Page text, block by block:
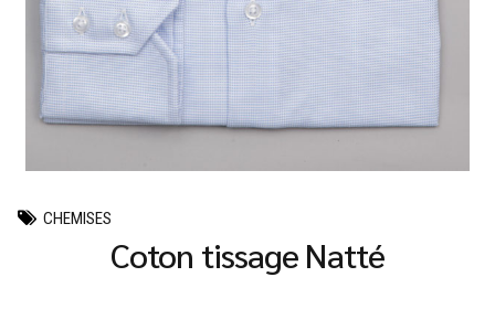
CHEMISES
Coton tissage Natté